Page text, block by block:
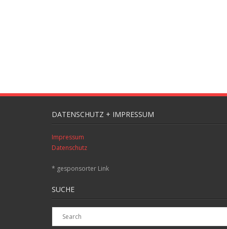
DATENSCHUTZ + IMPRESSUM
Impressum
Datenschutz
* gesponsorter Link
SUCHE